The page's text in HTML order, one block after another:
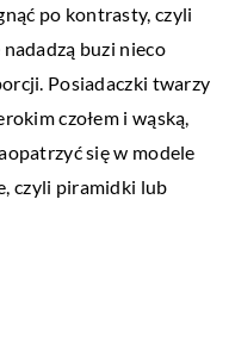
po kontrasty, czyli
buzi nieco
Posiadaczki twarzy
czołem i wąską,
się w modele
czyli piramidki lub